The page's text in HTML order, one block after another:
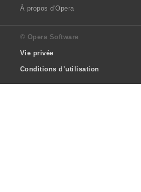
À propos d'Opera
© Opera Software
Vie privée
Conditions d’utilisation